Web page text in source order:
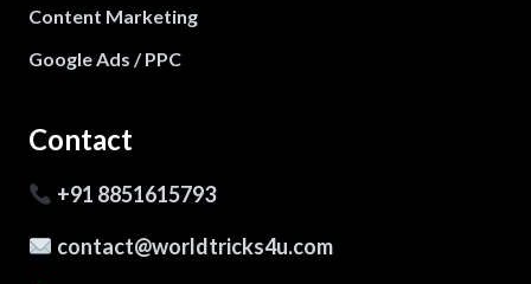
Content Marketing
Google Ads / PPC
Contact
+91 8851615793
contact@worldtricks4u.com